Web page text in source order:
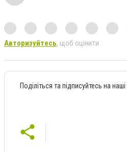
Авторизуйтесь, щоб оцінити
Поділіться та підписуйтесь на